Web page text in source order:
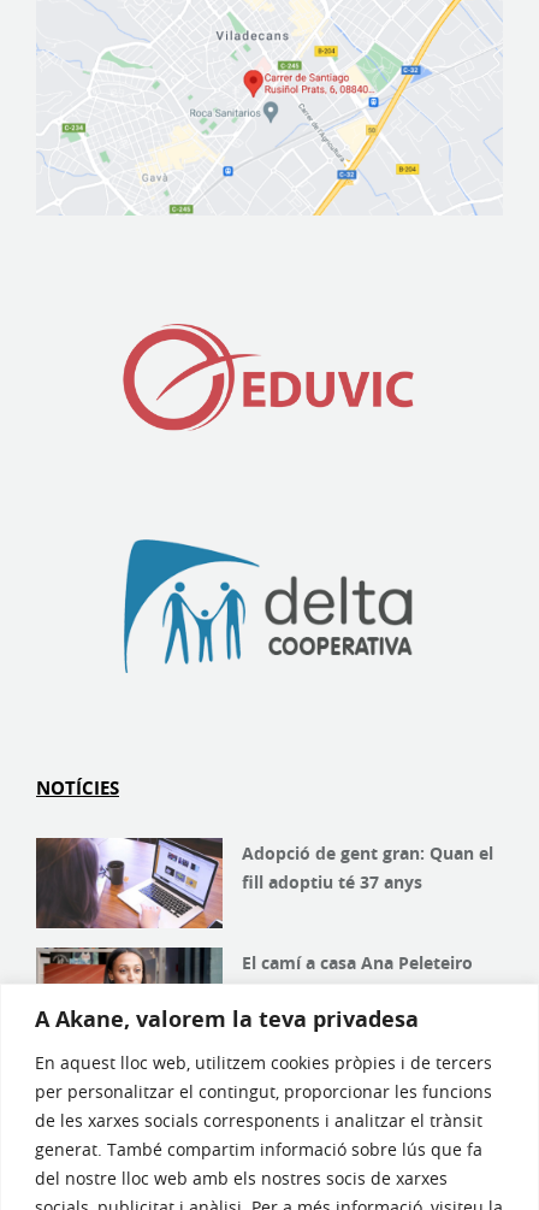
A Akane, valorem la teva privadesa
En aquest lloc web, utilitzem cookies pròpies i de tercers
per personalitzar el contingut, proporcionar les funcions
de les xarxes socials corresponents i analitzar el trànsit
generat. També compartim informació sobre lús que fa
del nostre lloc web amb els nostres socis de xarxes
NOTÍCIES
Adopció de gent gran: Quan el
fill adoptiu té 37 anys
El camí a casa Ana Peleteiro
De 5 a 7 anys: així és el procés
d’adopció a Espanya
El Govern aprova un decret per